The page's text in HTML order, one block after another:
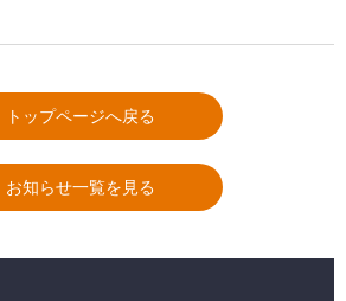
トップページへ戻る
お知らせ一覧を見る